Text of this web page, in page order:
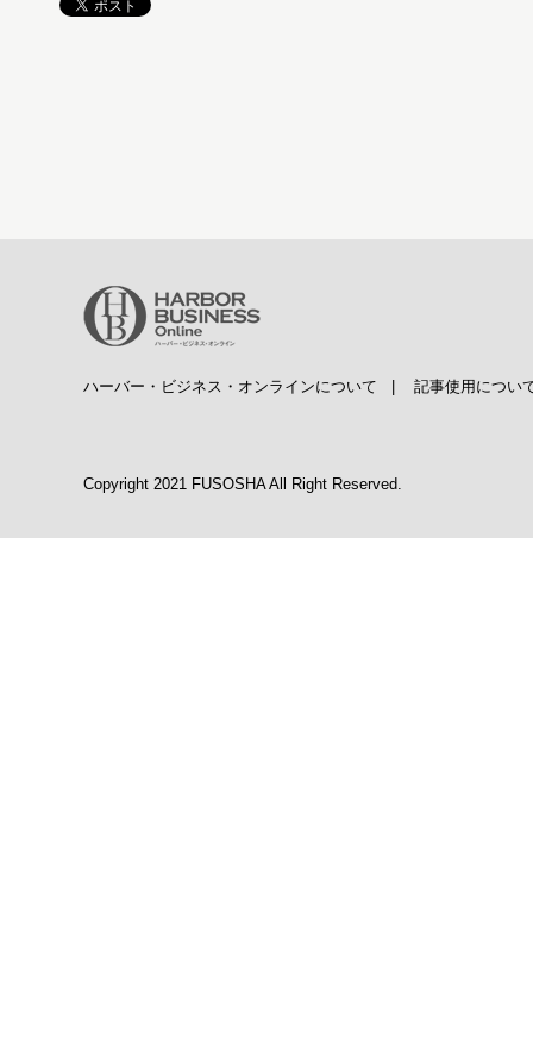
ハーバー・ビジネス・オンラインについて 記事使用につい
Copyright 2021 FUSOSHA All Right Reserved.